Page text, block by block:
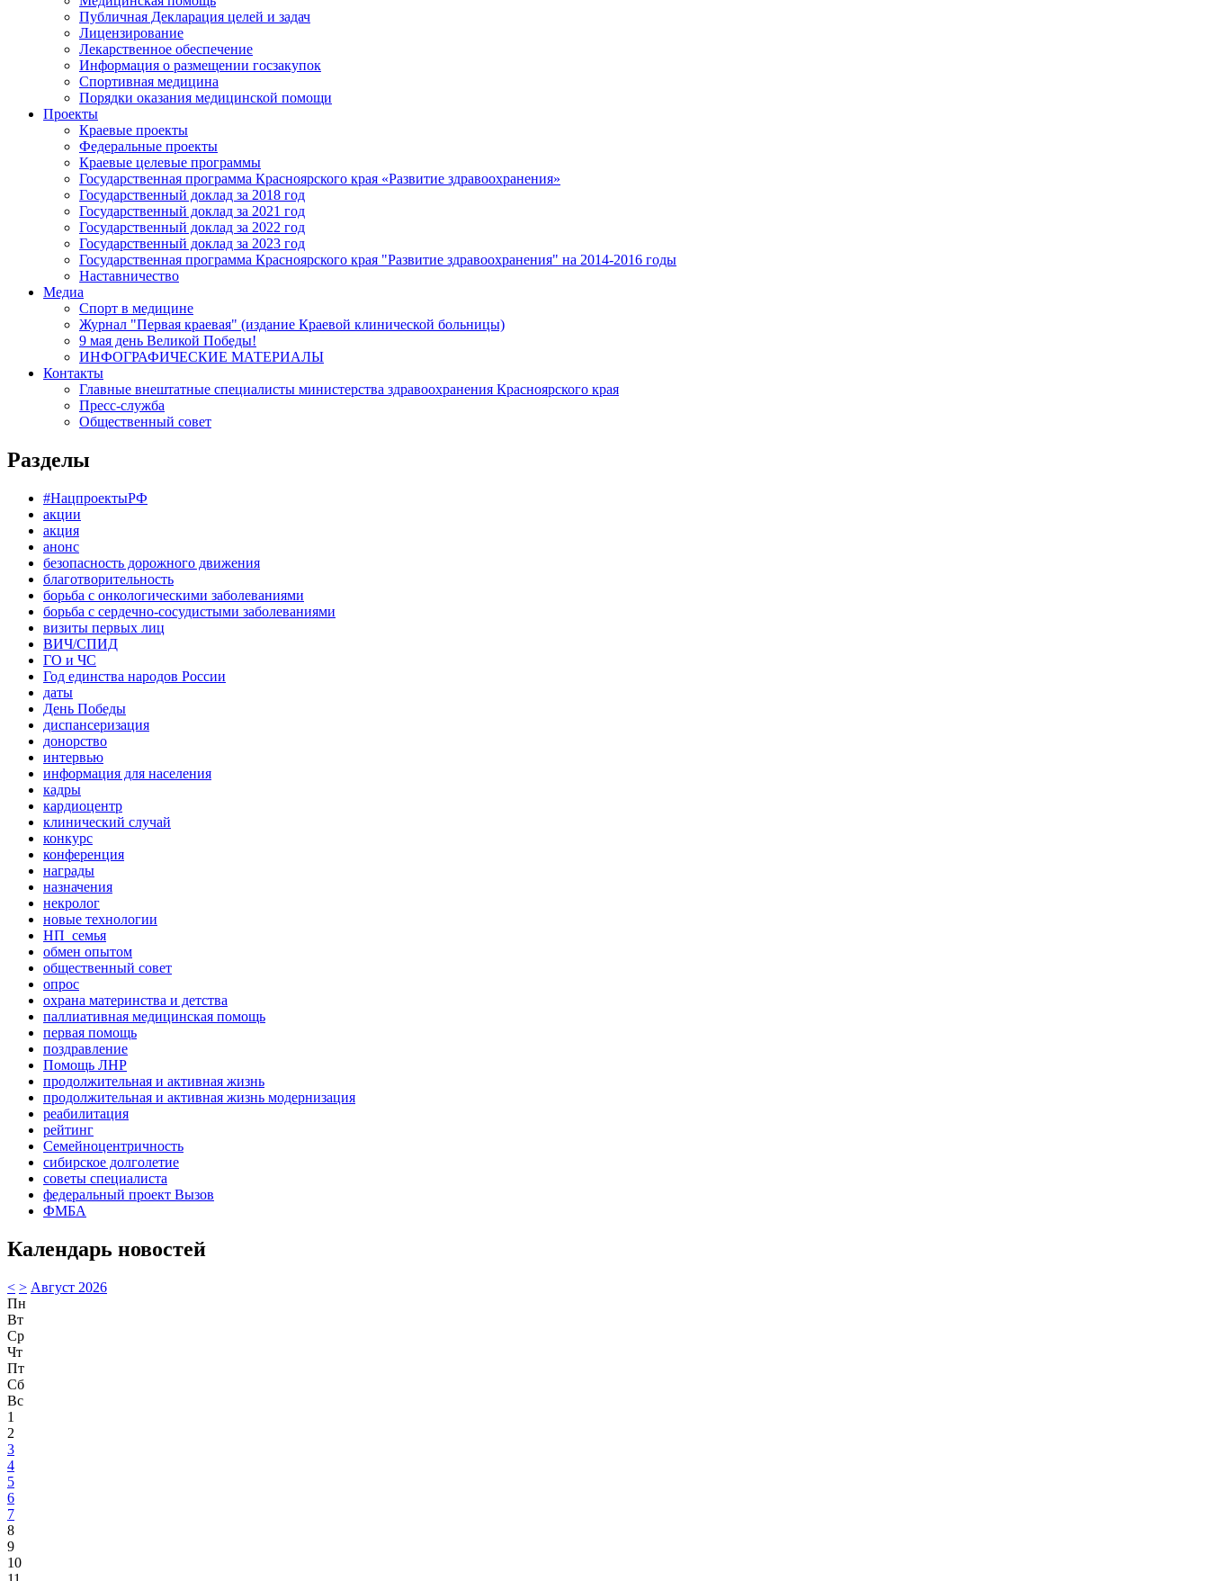
Публичная Декларация целей и задач
Лицензирование
Лекарственное обеспечение
Информация о размещении госзакупок
Спортивная медицина
Порядки оказания медицинской помощи
Проекты
Краевые проекты
Федеральные проекты
Краевые целевые программы
Государственная программа Красноярского края «Развитие здравоохранения»
Государственный доклад за 2018 год
Государственный доклад за 2021 год
Государственный доклад за 2022 год
Государственный доклад за 2023 год
Государственная программа Красноярского края "Развитие здравоохранения" на 2014-2016 годы
Наставничество
Медиа
Спорт в медицине
Журнал "Первая краевая" (издание Краевой клинической больницы)
9 мая день Великой Победы!
ИНФОГРАФИЧЕСКИЕ МАТЕРИАЛЫ
Контакты
Главные внештатные специалисты министерства здравоохранения Красноярского края
Пресс-служба
Общественный совет
Разделы
#НацпроектыРФ
акции
акция
анонс
безопасность дорожного движения
благотворительность
борьба с онкологическими заболеваниями
борьба с сердечно-сосудистыми заболеваниями
визиты первых лиц
ВИЧ/СПИД
ГО и ЧС
Год единства народов России
даты
День Победы
диспансеризация
донорство
интервью
информация для населения
кадры
кардиоцентр
клинический случай
конкурс
конференция
награды
назначения
некролог
новые технологии
НП_семья
обмен опытом
общественный совет
опрос
охрана материнства и детства
паллиативная медицинская помощь
первая помощь
поздравление
Помощь ЛНР
продолжительная и активная жизнь
продолжительная и активная жизнь модернизация
реабилитация
рейтинг
Семейноцентричность
сибирское долголетие
советы специалиста
федеральный проект Вызов
ФМБА
Календарь новостей
< > Август 2026
Пн
Вт
Ср
Чт
Пт
Сб
Вс
1
2
3
4
5
6
7
8
9
10